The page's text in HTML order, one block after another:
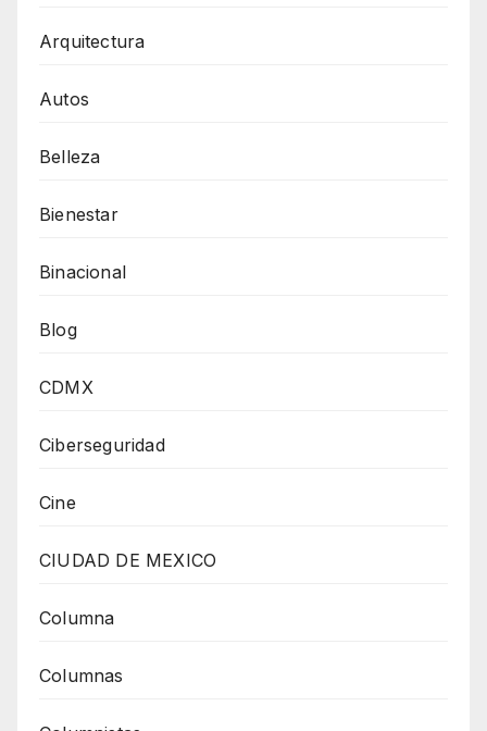
Arquitectura
Autos
Belleza
Bienestar
Binacional
Blog
CDMX
Ciberseguridad
Cine
CIUDAD DE MEXICO
Columna
Columnas